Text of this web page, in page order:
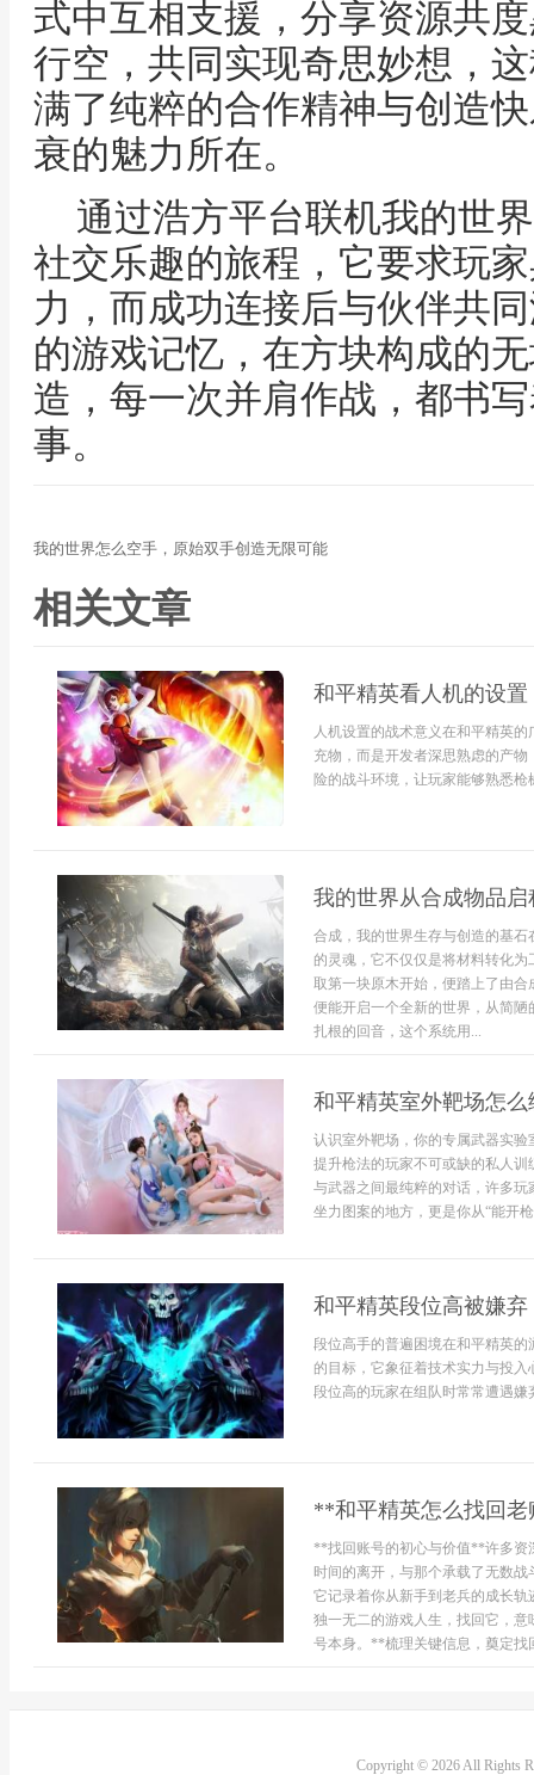
式中互相支援，分享资源共
行空，共同实现奇思妙想，
满了纯粹的合作精神与创造
衰的魅力所在。
通过浩方平台联机我的世
社交乐趣的旅程，它要求玩
力，而成功连接后与伙伴共
的游戏记忆，在方块构成的
造，每一次并肩作战，都书
事。
我的世界怎么空手，原始双手创造无限可能
相关文章
和平精英看人机的设
人机设置的战术意义在和平精英
充物，而是开发者深思熟虑的产
险的战斗环境，让玩家能够熟悉
我的世界从合成物品
合成，我的世界生存与创造的基
的灵魂，它不仅仅是将材料转化
取第一块原木开始，便踏上了由
便能开启一个全新的世界，从简
扎根的回音，这个系统用...
和平精英室外靶场怎
认识室外靶场，你的专属武器实
提升枪法的玩家不可或缺的私人
与武器之间最纯粹的对话，许多
坐力图案的地方，更是你从“能开
和平精英段位高被嫌
段位高手的普遍困境在和平精英
的目标，它象征着技术实力与投
段位高的玩家在组队时常常遭遇嫌
**和平精英怎么找回
**找回账号的初心与价值**许多资
时间的离开，与那个承载了无数
它记录着你从新手到老兵的成长
独一无二的游戏人生，找回它，
号本身。**梳理关键信息，奠定找
Copyright © 2026 All Rights